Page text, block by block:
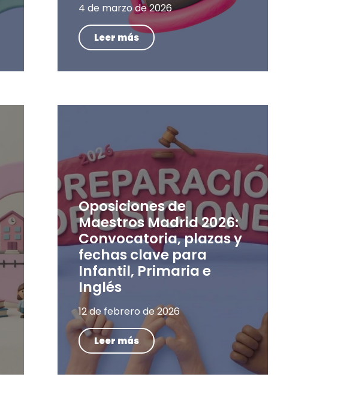
4 de marzo de 2026
Leer más
Oposiciones de
Maestros Madrid 2026:
Convocatoria, plazas y
fechas clave para
Infantil, Primaria e
Inglés
12 de febrero de 2026
Leer más